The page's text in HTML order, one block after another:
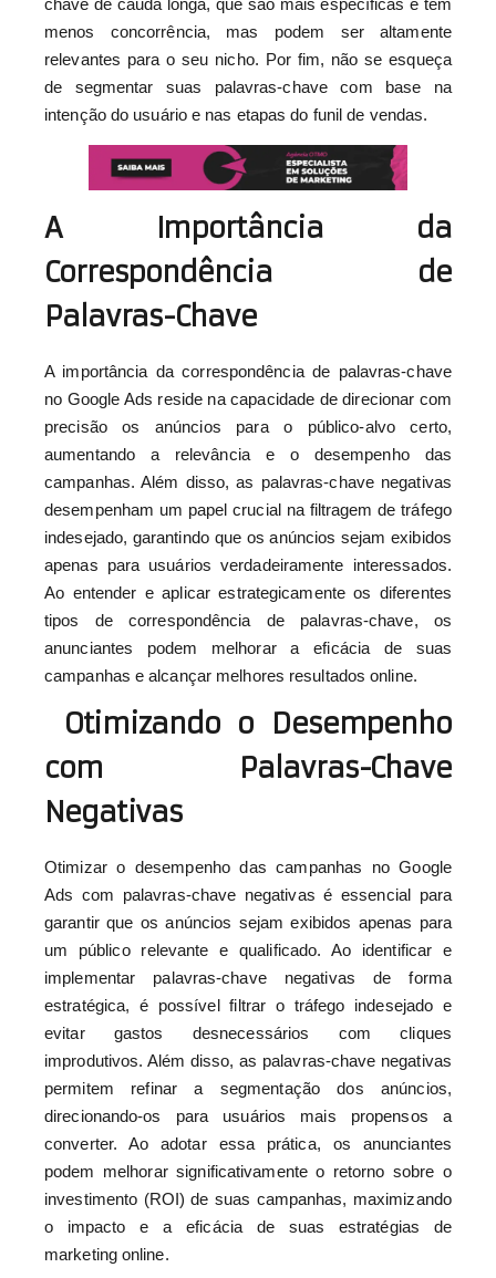
menos concorrência, mas podem ser altamente
relevantes para o seu nicho. Por fim, não se esqueça
de segmentar suas palavras-chave com base na
intenção do usuário e nas etapas do funil de vendas.
A Importância da
Correspondência de
Palavras-Chave
A importância da correspondência de palavras-chave
no Google Ads reside na capacidade de direcionar com
precisão os anúncios para o público-alvo certo,
aumentando a relevância e o desempenho das
campanhas. Além disso, as palavras-chave negativas
desempenham um papel crucial na filtragem de tráfego
indesejado, garantindo que os anúncios sejam exibidos
apenas para usuários verdadeiramente interessados.
Ao entender e aplicar estrategicamente os diferentes
tipos de correspondência de palavras-chave, os
anunciantes podem melhorar a eficácia de suas
campanhas e alcançar melhores resultados online.
Otimizando o Desempenho
com Palavras-Chave
Negativas
Otimizar o desempenho das campanhas no Google
Ads com palavras-chave negativas é essencial para
garantir que os anúncios sejam exibidos apenas para
um público relevante e qualificado. Ao identificar e
implementar palavras-chave negativas de forma
estratégica, é possível filtrar o tráfego indesejado e
evitar gastos desnecessários com cliques
improdutivos. Além disso, as palavras-chave negativas
permitem refinar a segmentação dos anúncios,
direcionando-os para usuários mais propensos a
converter. Ao adotar essa prática, os anunciantes
podem melhorar significativamente o retorno sobre o
investimento (ROI) de suas campanhas, maximizando
o impacto e a eficácia de suas estratégias de
marketing online.